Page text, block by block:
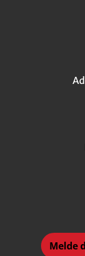
Melde